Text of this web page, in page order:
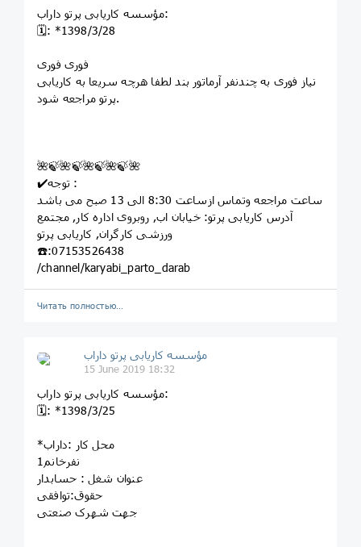
مؤسسه کاريابى پرتو داراب:
🗓: *1398/3/28
فوری فوری
نیاز فوری به چندنفر آرماتور بند لطفا هرچه سریعا به کاریابی
پرتو مراجعه شود.
🌺🍃🌺🍃🌺🍃🌺🍃🌺
✔️توجه :
ساعت مراجعه وتماس ازساعت 8:30 الی 13 صبح می باشد
آدرس کاریابی پرتو: خيابان اب, روبروى اداره کار, مجتمع
ورزشى کارگران, کاريابى پرتو
☎️:07153526438
/channel/karyabi_parto_darab
Читать полностью…
مؤسسه کاريابى پرتو داراب
15 June 2019 18:32
مؤسسه کاريابى پرتو داراب:
🗓: *1398/3/25
*محل کار :داراب
1نفرخانم
عنوان شغل : حسابدار
حقوق:توافقی
جهت شهرک صنعتی